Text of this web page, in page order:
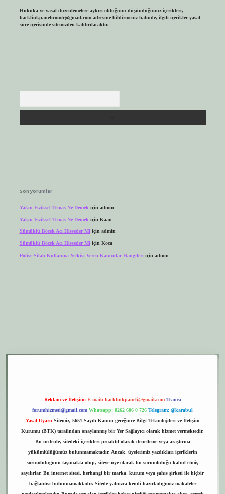
Hukuka ve yasal düzenlemelere aykırı olduğunu düşündüğünüz içerikleri,
backlinkpanelicomtr@gmail.comadresine bildirmeniz halinde, ilgili içerikler yasal
süre içerisinde sitemizden kaldırılacaktır.
Son yorumlar
Yakın Fiziksel Temas Ne Demek için admin
Yakın Fiziksel Temas Ne Demek için Kaan
Sümüklü Böcek Acı Hisseder Miiçin admin
Sümüklü Böcek Acı Hisseder Mi için Koca
Polise Silah Kullanma Yetkisi Veren Kanunlar Hangileri için admin
Reklam ve İletişim: E-mail: backlinkpaneli@gmail.com Teams:
forumhizmeti@gmail.com Whatsapp: 0262 606 0 726 Telegram: @karabul
Yasal Uyarı: Sitemiz, 5651 Sayılı Kanun gereğince Bilgi Teknolojileri ve İletişim
Kurumu (BTK) tarafından onaylanmış bir Yer Sağlayıcı olarak hizmet vermektedir.
Bu nedenle, sitedeki içerikleri proaktif olarak denetleme veya araştırma
yükümlülüğümüz bulunmamaktadır. Ancak, üyelerimiz yazdıkları içeriklerin
sorumluluğunu taşımakta olup, siteye üye olarak bu sorumluluğu kabul etmiş
sayılırlar. Bu internet sitesi, herhangi bir marka, kurum veya şahıs şirketi ile hiçbir
bağlantısı bulunmamaktadır. Sitede yalnızca kendi hazırladığımız makaleler